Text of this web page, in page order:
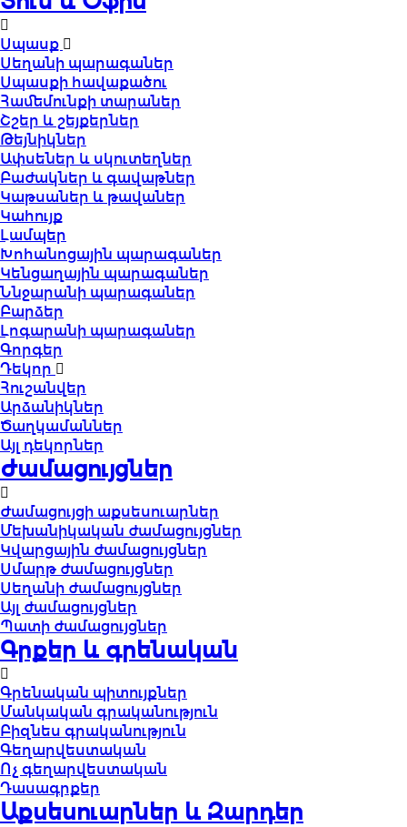
Սպասք
Սեղանի պարագաներ
Սպասքի հավաքածու
Համեմունքի տարաներ
Շշեր և շեյքերներ
Թեյնիկներ
Ափսեներ և սկուտեղներ
Բաժակներ և գավաթներ
Կաթսաներ և թավաներ
Կահույք
Լամպեր
Խոհանոցային պարագաներ
Կենցաղային պարագաներ
Ննջարանի պարագաներ
Բարձեր
Լոգարանի պարագաներ
Գորգեր
Դեկոր
Հուշանվեր
Արձանիկներ
Ծաղկամաններ
Այլ դեկորներ
Ժամացույցներ
Ժամացույցի աքսեսուարներ
Մեխանիկական ժամացույցներ
Կվարցային ժամացույցներ
Սմարթ ժամացույցներ
Սեղանի ժամացույցներ
Այլ ժամացույցներ
Պատի ժամացույցներ
Գրքեր և գրենական
Գրենական պիտույքներ
Մանկական գրականություն
Բիզնես գրականություն
Գեղարվեստական
Ոչ գեղարվեստական
Դասագրքեր
Աքսեսուարներ և Զարդեր